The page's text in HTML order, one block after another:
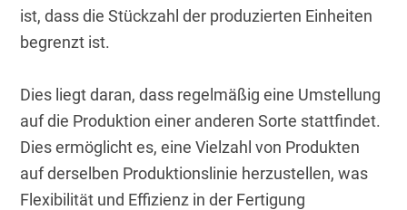
ist, dass die Stückzahl der produzierten Einheiten
begrenzt ist.
Dies liegt daran, dass regelmäßig eine Umstellung
auf die Produktion einer anderen Sorte stattfindet.
Dies ermöglicht es, eine Vielzahl von Produkten
auf derselben Produktionslinie herzustellen, was
Flexibilität und Effizienz in der Fertigung